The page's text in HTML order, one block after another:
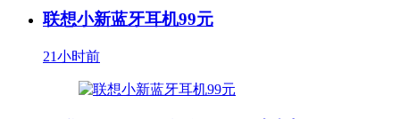
联想小新蓝牙耳机99元
21小时前